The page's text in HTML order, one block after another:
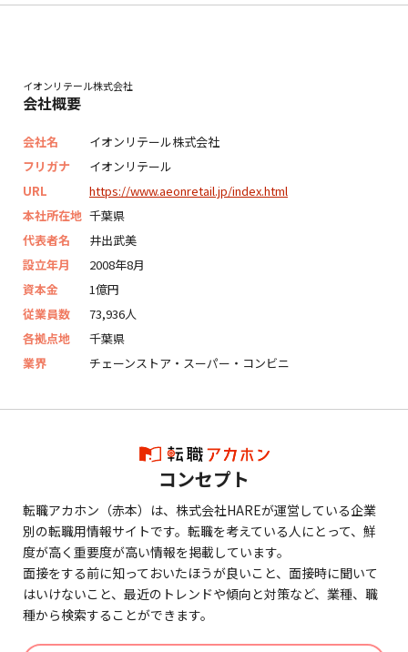
イオンリテール株式会社
会社概要
会社名
イオンリテール株式会社
フリガナ
イオンリテール
URL
https://www.aeonretail.jp/index.html
本社所在地 千葉県
代表者名
井出武美
設立年月
2008年8月
資本金
1億円
従業員数
73,936人
各拠点地
千葉県
業界
チェーンストア・スーパー・コンビニ
コンセプト
転職アカホン（赤本）は、株式会社HAREが運営している企業
別の転職用情報サイトです。転職を考えている人にとって、鮮
度が高く重要度が高い情報を掲載しています。
面接をする前に知っておいたほうが良いこと、面接時に聞いて
はいけないこと、最近のトレンドや傾向と対策など、業種、職
種から検索することができます。